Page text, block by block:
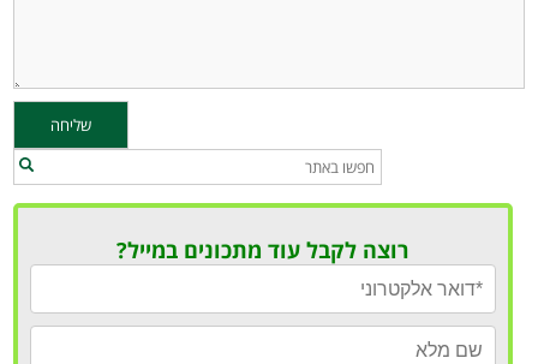
רוצה לקבל עוד מתכונים במייל?